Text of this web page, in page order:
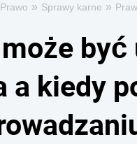
Prawo » Sprawy karne »
a kiedy